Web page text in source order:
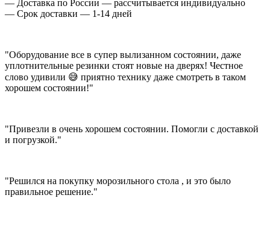
— Доставка по России — рассчитывается индивидуально
— Срок доставки — 1-14 дней
"Оборудование все в супер вылизанном состоянии, даже
уплотнительные резинки стоят новые на дверях! Честное
слово удивили 😅 приятно технику даже смотреть в таком
хорошем состоянии!"
"Привезли в очень хорошем состоянии. Помогли с доставкой
и погрузкой."
"Решился на покупку морозильного стола , и это было
правильное решение."